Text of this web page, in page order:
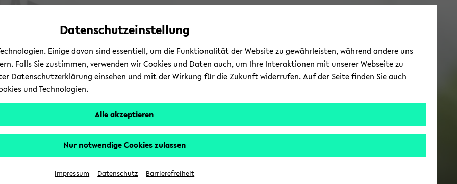
Automatische
vermeiden
zum
wechseln
zum
wechseln
zum
wechseln
rie Win­kel
Datenschutzeinstellung
Einige davon sind essentiell, um die Funktionalität der Website zu gewährleisten, während andere uns
Falls Sie zustimmen, verwenden wir Cookies und Daten auch, um Ihre Interaktionen mit unserer Webseite zu
Datenschutzerklärung einsehen und mit der Wirkung für die Zukunft widerrufen. Auf der Seite finden Sie auch
und Technologien.
Alle akzeptieren
Nur notwendige Cookies zulassen
Impressum Datenschutz Barrierefreiheit